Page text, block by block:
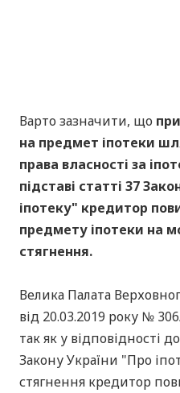
Варто зазначити, що
на предмет іпотеки
права власності за
підставі статті 37
іпотеку" кредитор
предмету іпотеки на
стягнення.
Велика Палата
від 20.03.2019 року №
так як у відповідності
Закону України "Про
стягнення кредитор